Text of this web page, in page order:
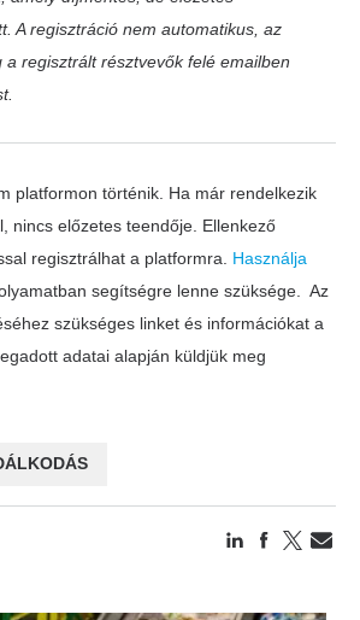
A regisztráció nem automatikus, az
a regisztrált résztvevők felé emailben
platformon történik. Ha már rendelkezik
nincs előzetes teendője. Ellenkező
regisztrálhat a platformra. Használja
segítségre lenne szüksége. Az
szükséges linket és információkat a
adatai alapján küldjük meg